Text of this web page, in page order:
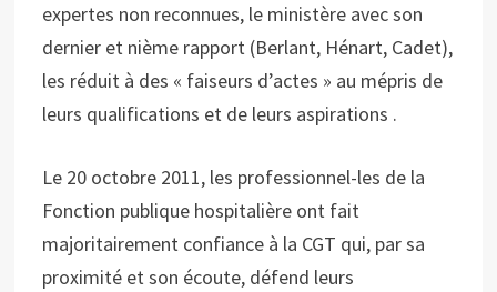
expertes non reconnues, le ministère avec son
dernier et nième rapport (Berlant, Hénart, Cadet),
les réduit à des « faiseurs d’actes » au mépris de
leurs qualifications et de leurs aspirations .
Le 20 octobre 2011, les professionnel-les de la
Fonction publique hospitalière ont fait
majoritairement confiance à la CGT qui, par sa
proximité et son écoute, défend leurs